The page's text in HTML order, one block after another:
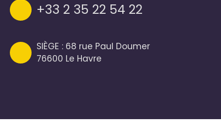
+33 2 35 22 54 22
SIÈGE : 68 rue Paul Doumer
76600 Le Havre